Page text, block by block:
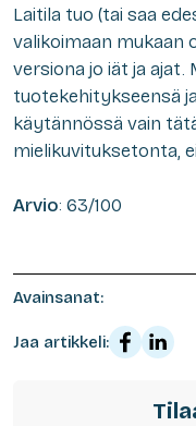
Laitila tuo (tai saa
valikoimaan mukaan
versiona jo iät ja
tuotekehitykseensä
käytännössä vain
mielikuvituksetonta,
Arvio: 63/100
Avainsanat:
Jaa artikkeli: